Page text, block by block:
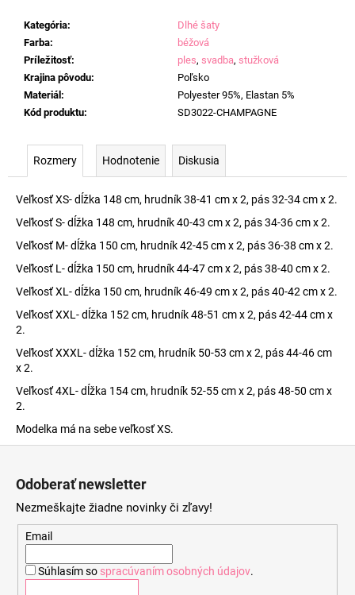
Kategória:
Dlhé šaty
Farba:
béžová
Príležitosť: ples, svadba, stužková
Krajina pôvodu:
Poľsko
Materiál :
Polyester 95%, Elastan 5%
Kód produktu: SD3022-CHAMPAGNE
Rozmery Hodnotenie Diskusia
Veľkosť XS- dĺžka 148 cm, hrudník 38-41 cm x 2, pás 32-34 cm x 2.
Veľkosť S- dĺžka 148 cm, hrudník 40-43 cm x 2, pás 34-36 cm x 2.
Veľkosť M- dĺžka 150 cm, hrudník 42-45 cm x 2, pás 36-38 cm x 2.
Veľkosť L- dĺžka 150 cm, hrudník 44-47 cm x 2, pás 38-40 cm x 2.
Veľkosť XL- dĺžka 150 cm, hrudník 46-49 cm x 2, pás 40-42 cm x 2.
Veľkosť XXL- dĺžka 152 cm, hrudník 48-51 cm x 2, pás 42-44 cm x
2.
Veľkosť XXXL- dĺžka 152 cm, hrudník 50-53 cm x 2, pás 44-46 cm
x 2.
Veľkosť 4XL- dĺžka 154 cm, hrudník 52-55 cm x 2, pás 48-50 cm x
2.
Modelka má na sebe veľkosť XS.
Odoberať newsletter
Nezmeškajte žiadne novinky či zľavy!
Email
Súhlasím so spracúvaním osobných údajov.